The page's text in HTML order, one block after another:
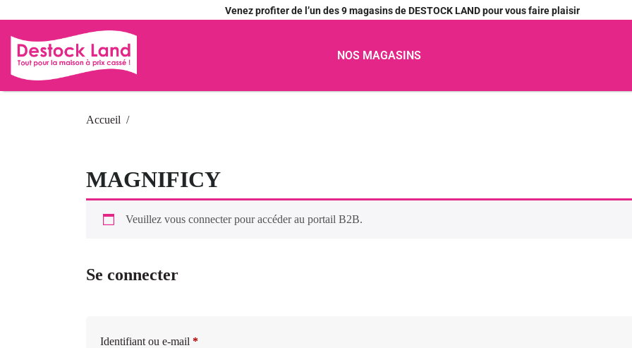
Venez profiter de l’un des 9 magasins de DESTOCK LAND pour vous faire plaisir
NOS MAGASINS
Accueil
MAGNIFICY
Veuillez vous connecter pour accéder au portail B2B.
Se connecter
Identifiant ou e-mail *